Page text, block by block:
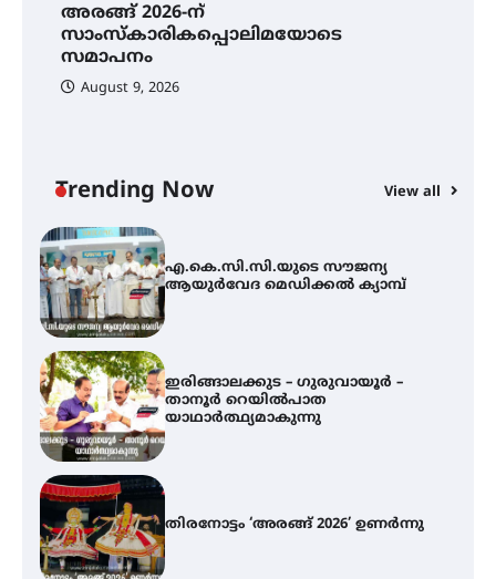
അരങ്ങ് 2026-ന്
സാംസ്കാരികപ്പൊലിമയോടെ
സമാപനം
August 9, 2026
Trending Now View all
അരങ്ങ് 2026-ന്
സാംസ്കാരികപ്പൊലിമയോടെ
സമാപനം
ഇരിങ്ങാലക്കുട – ഗുരുവായൂർ –
താനൂർ റെയിൽപാത
യാഥാർത്ഥ്യമാകുന്നു
തിരനോട്ടം ‘അരങ്ങ് 2026’ ഉണർന്നു
നിക്ഷേപകർക്ക് പണം തിരികെ
ലഭ്യമാക്കാൻ കേന്ദ്ര-കേരള
സർക്കാരുകൾ അടിയന്തരമായി
ഇടപെടണമെന്ന് ഐ.ടി.യു. ബാങ്ക്
നിക്ഷേപക സംരക്ഷണ സമിതി